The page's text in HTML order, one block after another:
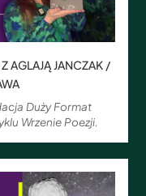
AGLAJĄ JANCZAK /
Duży Format
Wrzenie Poezji.